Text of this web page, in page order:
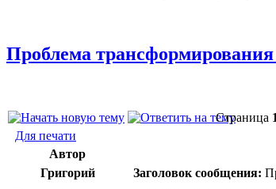
Проблема
Страница 1
Для печати
Автор
Григорий
Заголовок сообщения: